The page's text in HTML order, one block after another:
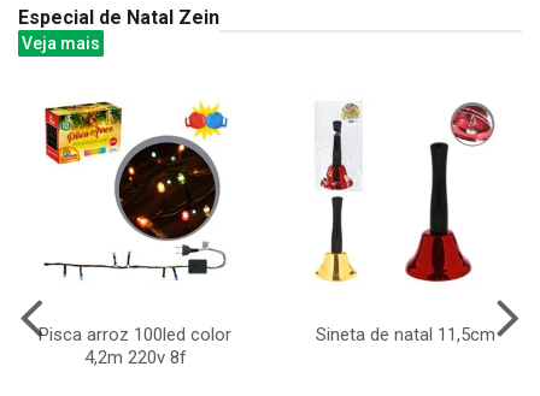
Especial de Natal Zein
Veja mais
Pisca arroz 100led color
4,2m 220v 8f
Sineta de natal 11,5cm